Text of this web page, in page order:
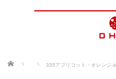
ホーム 335アプリコット・オレンジ-a